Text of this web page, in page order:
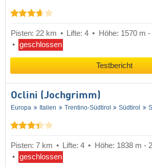
Pisten: 22 km Lifte: 4 Höhe: 1570 m
geschlossen
Testbericht
Oclini (Jochgrimm)
Europa Italien Trentino-Südtirol Südtirol
Pisten: 7 km Lifte: 4 Höhe: 1838 m -
geschlossen